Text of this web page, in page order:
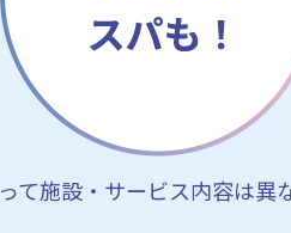
て施設・サービス内容は異